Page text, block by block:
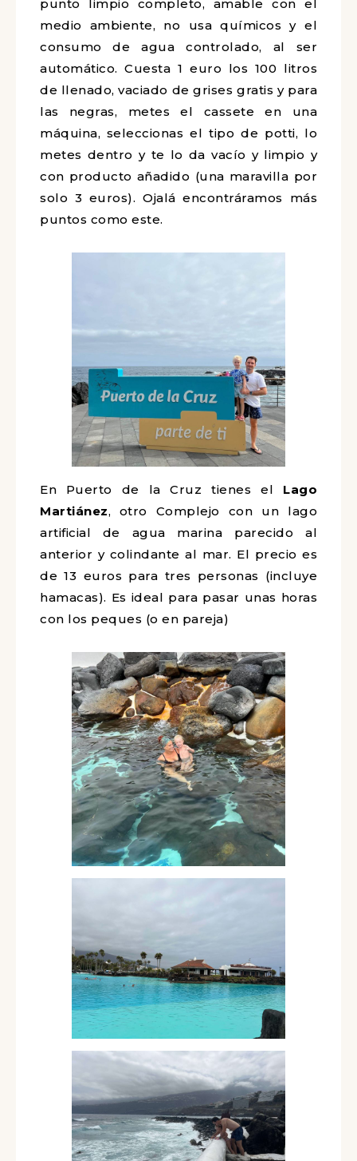
punto limpio completo, amable con el
medio ambiente, no usa químicos y el
consumo de agua controlado, al ser
automático. Cuesta 1 euro los 100 litros
de llenado, vaciado de grises gratis y para
las negras, metes el cassete en una
máquina, seleccionas el tipo de potti, lo
metes dentro y te lo da vacío y limpio y
con producto añadido (una maravilla por
solo 3 euros). Ojalá encontráramos más
puntos como este.
En Puerto de la Cruz tienes el Lago
Martiánez, otro Complejo con un lago
artificial de agua marina parecido al
anterior y colindante al mar. El precio es
de 13 euros para tres personas (incluye
hamacas). Es ideal para pasar unas horas
con los peques (o en pareja)